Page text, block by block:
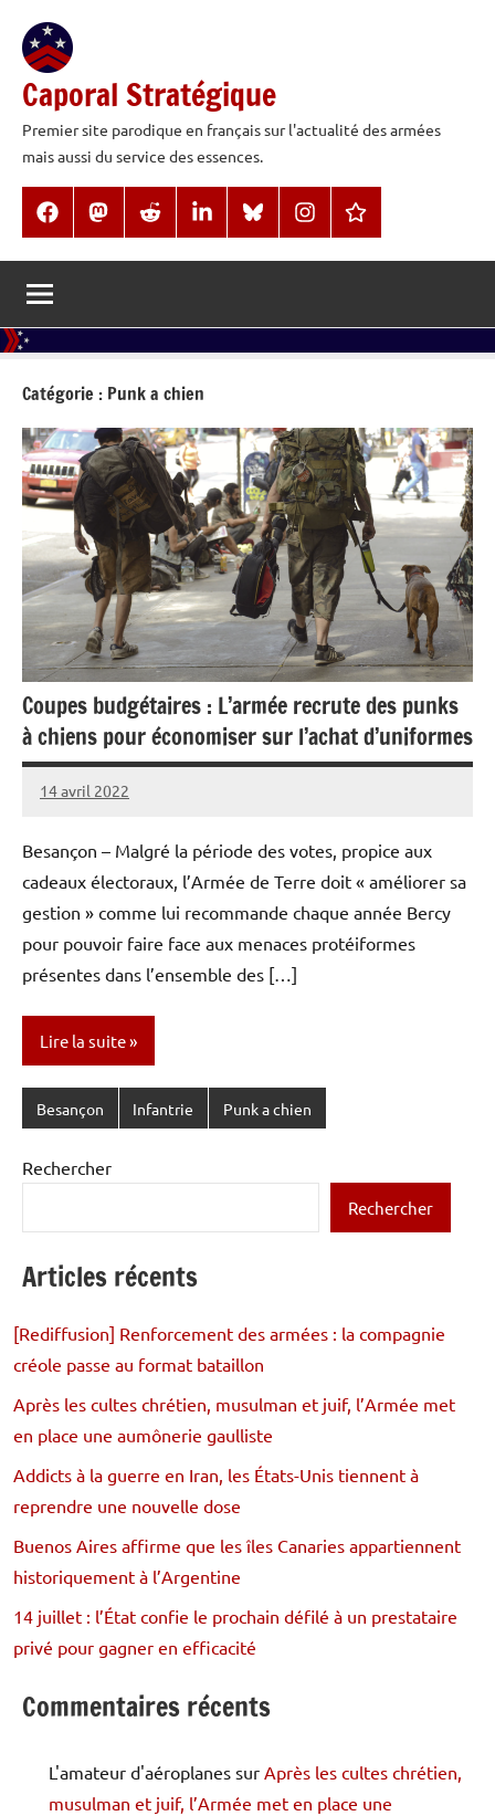
contenu
Caporal Stratégique
Premier site parodique en français sur l'actualité des armées
mais aussi du service des essences.
FacebookMastodonReddit LinkedInBlueSkyInstagramThreads
Catégorie : Punk a chien
Coupes budgétaires : L’armée recrute des punks
à chiens pour économiser sur l’achat d’uniformes
14 avril 2022
Caporal
Aucun
Besançon – Malgré la période des votes, propice aux
cadeaux électoraux, l’Armée de Terre doit « améliorer sa
gestion » comme lui recommande chaque année Bercy
pour pouvoir faire face aux menaces protéiformes
présentes dans l’ensemble des […]
Lire la suite
Besançon Infantrie Punk a chien
Rechercher
Rechercher
Articles récents
[Rediffusion] Renforcement des armées : la compagnie
créole passe au format bataillon
Après les cultes chrétien, musulman et juif, l’Armée met
en place une aumônerie gaulliste
Addicts à la guerre en Iran, les États-Unis tiennent à
reprendre une nouvelle dose
Buenos Aires affirme que les îles Canaries appartiennent
historiquement à l’Argentine
14 juillet : l’État confie le prochain défilé à un prestataire
privé pour gagner en efficacité
Commentaires récents
L'amateur d'aéroplanes sur Après les cultes chrétien,
musulman et juif, l’Armée met en place une